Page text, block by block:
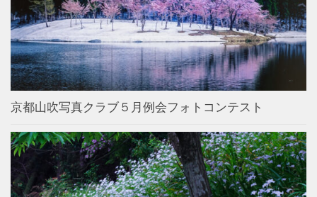
京都山吹写真クラブ５月例会フォトコンテスト